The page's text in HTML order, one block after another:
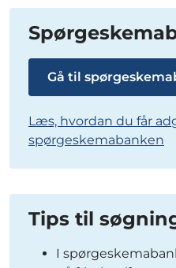
Gå til
Læs, hvordan du får
spørgeskemabanken
Tips til
I